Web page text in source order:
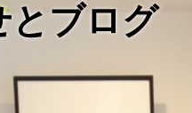
とブログ